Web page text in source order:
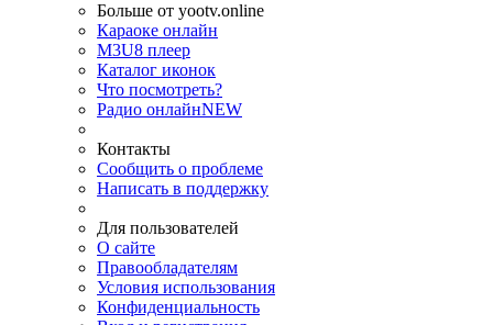
Больше от yootv.online
Караоке онлайн
M3U8 плеер
Каталог иконок
Что посмотреть?
Радио онлайнNEW
Контакты
Сообщить о проблеме
Написать в поддержку
Для пользователей
О сайте
Правообладателям
Условия использования
Конфиденциальность